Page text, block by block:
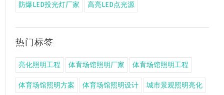
防爆LED投光灯厂家 高亮LED点光源
热门标签
亮化照明工程 体育场馆照明厂家 体育场馆照明工程
体育场馆照明方案 体育场馆照明设计 城市景观照明亮化